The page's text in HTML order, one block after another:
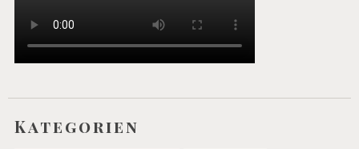
I
E
A
Kategorien